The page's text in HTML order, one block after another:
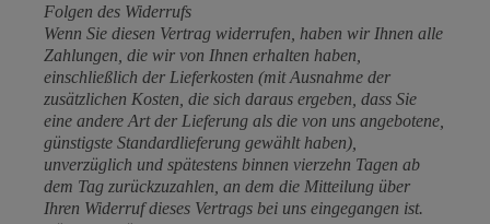
Folgen des Widerrufs
Wenn Sie diesen Vertrag widerrufen, haben wir Ihnen alle
Zahlungen, die wir von Ihnen erhalten haben,
einschließlich der Lieferkosten (mit Ausnahme der
zusätzlichen Kosten, die sich daraus ergeben, dass Sie
eine andere Art der Lieferung als die von uns angebotene,
günstigste Standardlieferung gewählt haben),
unverzüglich und spätestens binnen vierzehn Tagen ab
dem Tag zurückzuzahlen, an dem die Mitteilung über
Ihren Widerruf dieses Vertrags bei uns eingegangen ist.